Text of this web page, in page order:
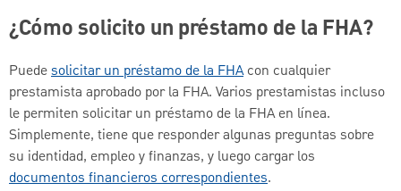
¿Cómo solicito un préstamo de la FHA?
Puedesolicitar un préstamo de la FHAcon cualquier
prestamista aprobado por la FHA. Varios prestamistas incluso
le permiten solicitar un préstamo de la FHA en línea.
Simplemente, tiene que responder algunas preguntas sobre
su identidad, empleo y finanzas, y luego cargar los
documentos financieros correspondientes.